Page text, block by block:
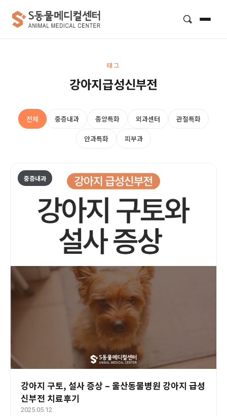
태그
강아지급성신부전
전체 중증내과 종양특화 외과센터 관절특화
안과특화 피부과
중증내과
강아지 구토, 설사 증상 – 울산동물병원 강아지 급성
신부전 치료후기
2025.05.12